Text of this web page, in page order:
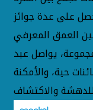
على عدة جوائز
العمق المعرفي
يواصل عبد
حية، والأمكنة